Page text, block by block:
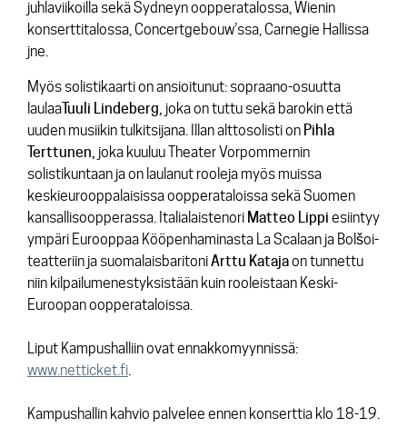
juhlaviikoilla sekä Sydneyn oopperatalossa, Wienin
konserttitalossa, Concertgebouw’ssa, Carnegie Hallissa
jne.
Myös solistikaarti on ansioitunut: sopraano-osuutta
laulaa Tuuli Lindeberg, joka on tuttu sekä barokin että
uuden musiikin tulkitsijana. Illan alttosolisti on Pihla
Terttunen, joka kuuluu Theater Vorpommernin
solistikuntaan ja on laulanut rooleja myös muissa
keskieurooppalaisissa oopperataloissa sekä Suomen
kansallisoopperassa. Italialaistenori Matteo Lippi esiintyy
ympäri Eurooppaa Kööpenhaminasta La Scalaan ja Bolšoi-
teatteriin ja suomalaisbaritoniArttu Katajaon tunnettu
niin kilpailumenestyksistään kuin rooleistaan Keski-
Euroopan oopperataloissa.
Liput Kampushalliin ovat ennakkomyynnissä:
www.netticket.fi.
Kampushallin kahvio palvelee ennen konserttia klo 18-19.